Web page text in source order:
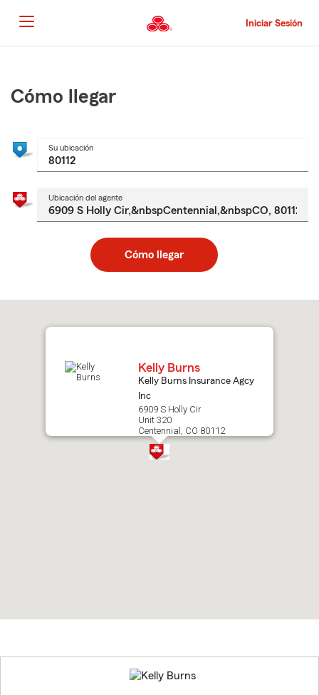
al
contenido
principal
Iniciar Sesión
principal
Cómo llegar
Su ubicación
Ubicación del agente
Cómo llegar
to
Kelly Burns
Kelly Burns Insurance Agcy
Inc
6909 S Holly Cir
Unit 320
Centennial, CO 80112
to
before